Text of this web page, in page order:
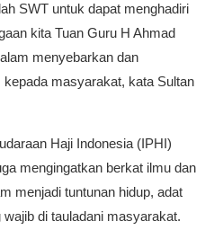
SWT untuk dapat menghadiri
kita Tuan Guru H Ahmad
menyebarkan dan
masyarakat, kata Sultan
Haji Indonesia (IPHI)
mengingatkan berkat ilmu dan
menjadi tuntunan hidup, adat
di tauladani masyarakat.